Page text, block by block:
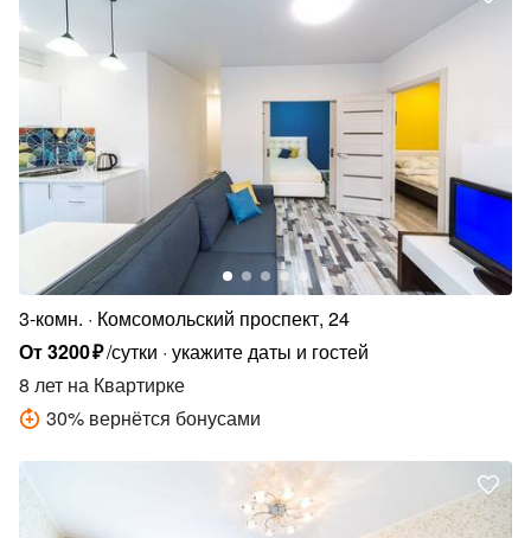
3-комн.
Комсомольский проспект, 24
От3200₽/сутки укажите даты и гостей
8 лет на Квартирке
30% вернётся бонусами